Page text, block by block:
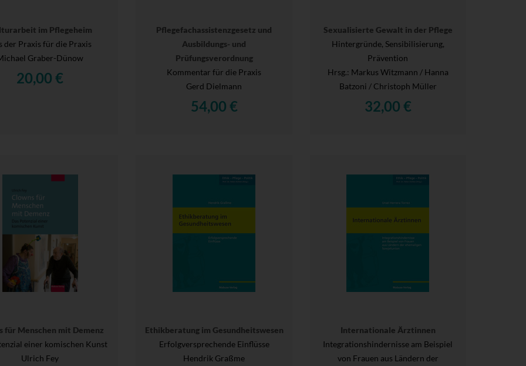
im Pflegeheim
der Praxis für die Praxis
Graber-Dünow
20,00 €
Pflegefachassistenzgesetz und
Ausbildungs- und
Prüfungsverordnung
Kommentar für die Praxis
Gerd Dielmann
54,00 €
Sexualisierte Gewalt in der Pflege
Hintergründe, Sensibilisierung,
Prävention
Hrsg.: Markus Witzmann / Hanna
Batzoni / Christoph Müller
32,00 €
für Menschen mit Demenz
einer komischen Kunst
Ulrich Fey
Ethikberatung im Gesundheitswesen
Erfolgversprechende Einflüsse
Hendrik Graßme
Internationale Ärztinnen
Integrationshindernisse am Beispiel
von Frauen aus Ländern der